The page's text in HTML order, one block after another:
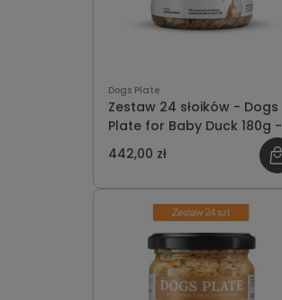
Dogs Plate
Zestaw 24 słoików - Dogs
Plate for Baby Duck 180g -
oszczędzasz 50 PLN
442,00 zł